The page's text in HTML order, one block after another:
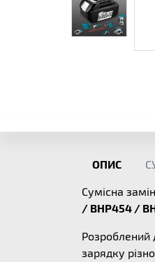
ОПИС
Сумісна
/ BHP454 /
Розроблений
зарядку